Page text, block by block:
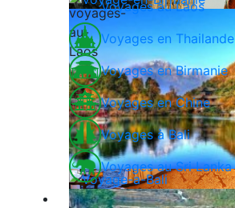
Voyages au Laos
Voyages en Thailande
Voyages en Birmanie
Voyages en Chine
Voyages à Bali
Voyages au Sri Lanka
Nos exclusivités